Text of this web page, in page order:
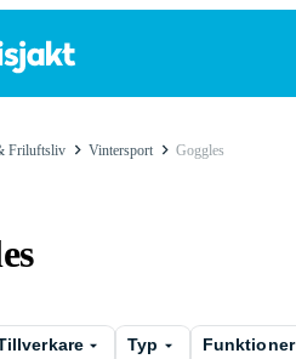
Friluftsliv Vintersport Goggles
Typ Funktioner